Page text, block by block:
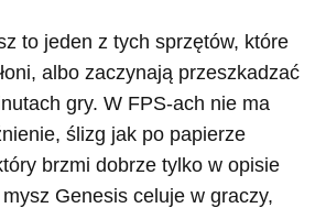
to jeden z tych sprzętów, które
albo zaczynają przeszkadzać
gry. W FPS-ach nie ma
ślizg jak po papierze
brzmi dobrze tylko w opisie
Genesis celuje w graczy,